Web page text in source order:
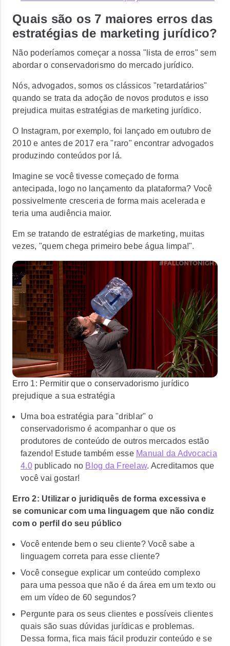
Quais são os 7 maiores erros das
estratégias de marketing jurídico?
Não poderíamos começar a nossa "lista de erros" sem
abordar o conservadorismo do mercado jurídico.
Nós, advogados, somos os clássicos "retardatários"
quando se trata da adoção de novos produtos e isso
prejudica muitas estratégias de marketing jurídico.
O Instagram, por exemplo, foi lançado em outubro de
2010 e antes de 2017 era "raro" encontrar advogados
produzindo conteúdos por lá.
Imagine se você tivesse começado de forma
antecipada, logo no lançamento da plataforma? Você
possivelmente cresceria de forma mais acelerada e
teria uma audiência maior.
Em se tratando de estratégias de marketing, muitas
vezes, "quem chega primeiro bebe água limpa!".
Erro 1: Permitir que o conservadorismo jurídico
prejudique a sua estratégia
Uma boa estratégia para "driblar" o
conservadorismo é acompanhar o que os
produtores de conteúdo de outros mercados estão
fazendo! Estude também esse Manual da Advocacia
4.0publicado no Blog da Freelaw. Acreditamos que
você vai gostar!
Erro 2: Utilizar o juridiquês de forma excessiva e
se comunicar com uma linguagem que não condiz
com o perfil do seu público
Você entende bem o seu cliente? Você sabe a
linguagem correta para esse cliente?
Você consegue explicar um conteúdo complexo
para uma pessoa que não é da área em um texto ou
em um vídeo de 60 segundos?
Pergunte para os seus clientes e possíveis clientes
quais são suas dúvidas jurídicas e problemas.
Dessa forma, fica mais fácil produzir conteúdo e se